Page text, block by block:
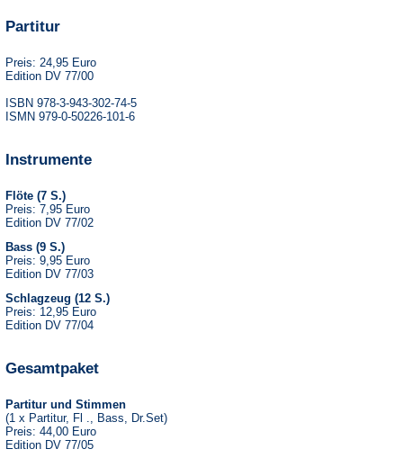
Partitur
Preis: 24,95 Euro
Edition DV 77/00
ISBN 978-3-943-302-74-5
ISMN 979-0-50226-101-6
Instrumente
Flöte (7 S.)
Preis: 7,95 Euro
Edition DV 77/02
Bass (9 S.)
Preis: 9,95 Euro
Edition DV 77/03
Schlagzeug (12 S.)
Preis: 12,95 Euro
Edition DV 77/04
Gesamtpaket
Partitur und Stimmen
(1 x Partitur, Fl ., Bass, Dr.Set)
Preis: 44,00 Euro
Edition DV 77/05